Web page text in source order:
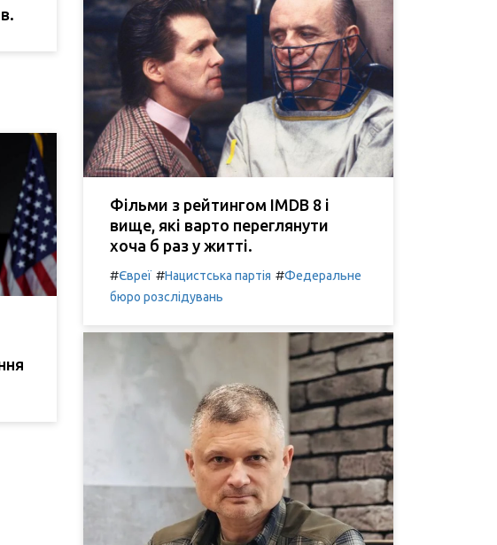
Фільми з рейтингом IMDB 8 і
вище, які варто переглянути
хоча б раз у житті.
#Євреї #Нацистська партія #Федеральне
бюро розслідувань